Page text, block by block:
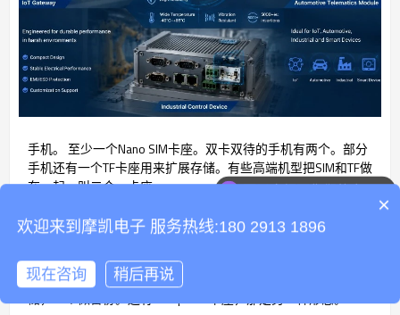
手机。 至少一个Nano SIM卡座。双卡双待的手机有两个。部分
手机还有一个TF卡座用来扩展存储。有些高端机型把SIM和TF做
在一起，叫二合一卡座。
平板电脑。 一个SIM卡座（蜂窝版），一个TF卡座。有些还保
数码相机。 至少一个SD卡座。高端相机有两个，一个做主存
可以介绍下你们的产品么
×
欢迎来到摩凯电子 服务热线:180 2913 1896
现在咨询 稍后再说